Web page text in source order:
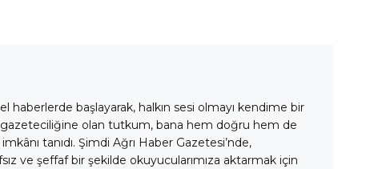
haberlerde başlayarak, halkın sesi olmayı kendime bir
gazeteciliğine olan tutkum, bana hem doğru hem de
tanıdı. Şimdi Ağrı Haber Gazetesi’nde,
ve şeffaf bir şekilde okuyucularımıza aktarmak için